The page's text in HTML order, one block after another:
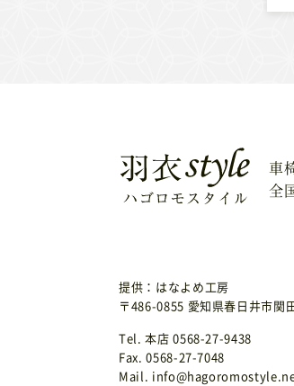
車
全
提供：はなよめ工房
〒486-0855 愛知県春日井市関
Tel. 本店 0568-27-9438
Fax. 0568-27-7048
Mail.